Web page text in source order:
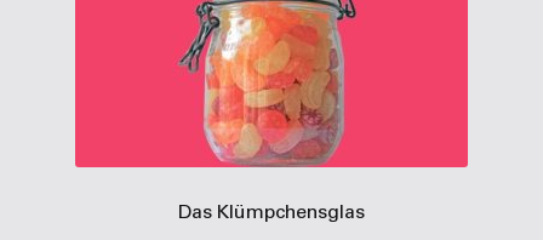
Das Klümpchensglas